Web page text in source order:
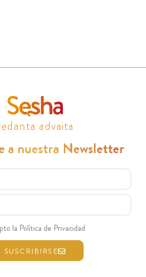
advaita
a nuestra Newsletter
la Política de Privacidad
SUSCRIBIRSE